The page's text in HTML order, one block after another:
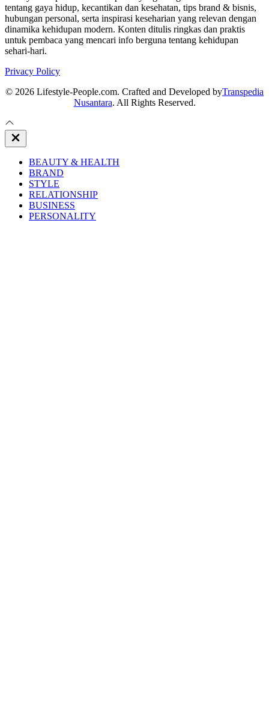
tentang gaya hidup, kecantikan dan kesehatan, tips brand & bisnis,
hubungan personal, serta inspirasi keseharian yang relevan dengan
dinamika kehidupan modern. Konten ditulis ringkas dan praktis
untuk pembaca yang mencari info berguna tentang kehidupan
sehari-hari.
Privacy Policy
© 2026 Lifestyle-People.com. Crafted and Developed byTranspedia
Nusantara. All Rights Reserved.
Close
Off
BEAUTY & HEALTH
BRAND
STYLE
RELATIONSHIP
BUSINESS
PERSONALITY